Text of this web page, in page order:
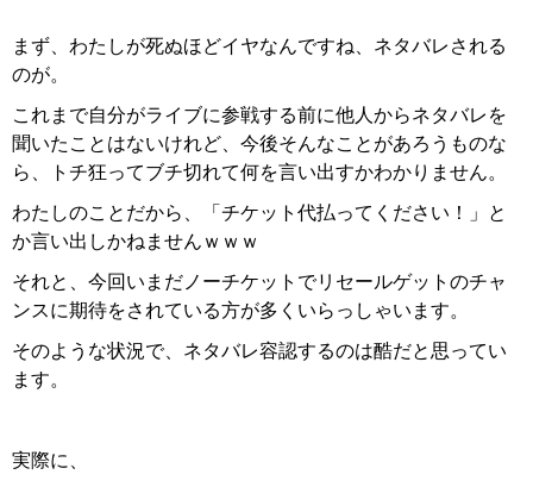
まず、わたしが死ぬほどイヤなんですね、ネタバレされる
のが。
これまで自分がライブに参戦する前に他人からネタバレを
聞いたことはないけれど、今後そんなことがあろうものな
ら、トチ狂ってブチ切れて何を言い出すかわかりません。
わたしのことだから、「チケット代払ってください！」と
か言い出しかねませんｗｗｗ
それと、今回いまだノーチケットでリセールゲットのチャ
ンスに期待をされている方が多くいらっしゃいます。
そのような状況で、ネタバレ容認するのは酷だと思ってい
ます。
実際に、